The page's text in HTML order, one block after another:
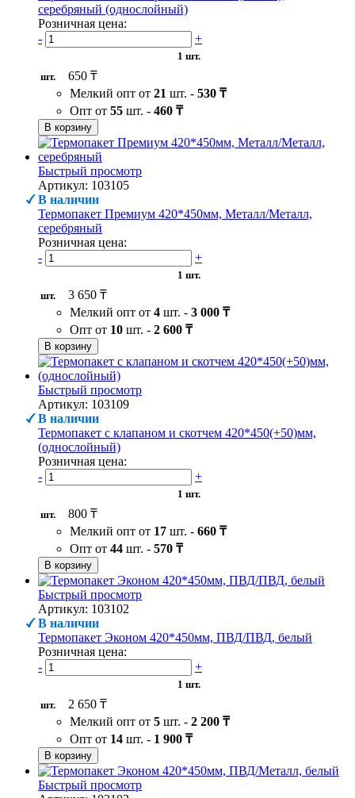
серебряный (однослойный)
Розничная цена:
-
+
1 шт.
шт.
650 ₸
Мелкий опт от 21 шт. - 530 ₸
Опт от 55 шт. - 460 ₸
В корзину
Быстрый просмотр
Артикул: 103105
В наличии
Термопакет Премиум 420*450мм, Металл/Металл,
серебряный
Розничная цена:
-
+
1 шт.
шт.
3 650 ₸
Мелкий опт от 4 шт. - 3 000 ₸
Опт от 10 шт. - 2 600 ₸
В корзину
Быстрый просмотр
Артикул: 103109
В наличии
Термопакет с клапаном и скотчем 420*450(+50)мм,
(однослойный)
Розничная цена:
-
+
1 шт.
шт.
800 ₸
Мелкий опт от 17 шт. - 660 ₸
Опт от 44 шт. - 570 ₸
В корзину
Быстрый просмотр
Артикул: 103102
В наличии
Термопакет Эконом 420*450мм, ПВД/ПВД, белый
Розничная цена:
-
+
1 шт.
шт.
2 650 ₸
Мелкий опт от 5 шт. - 2 200 ₸
Опт от 14 шт. - 1 900 ₸
В корзину
Быстрый просмотр